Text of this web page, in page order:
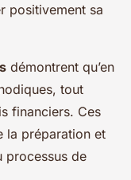
positivement sa
démontrent qu’en
tout
financiers. Ces
la préparation et
processus de